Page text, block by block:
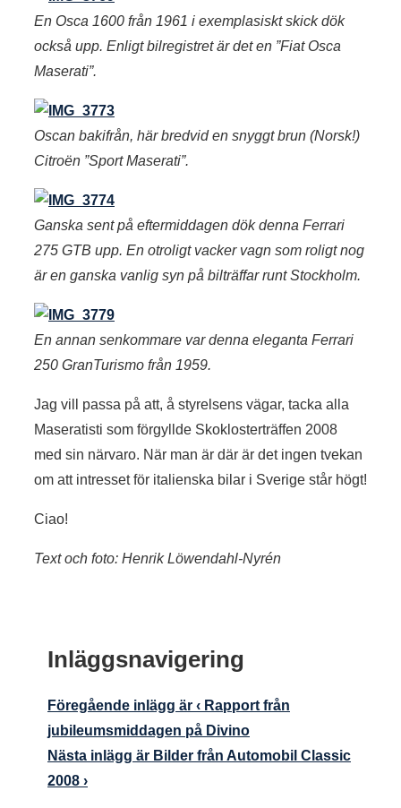
En Osca 1600 från 1961 i exemplasiskt skick dök
också upp. Enligt bilregistret är det en ”Fiat Osca
Maserati”.
Oscan bakifrån, här bredvid en snyggt brun (Norsk!)
Citroën ”Sport Maserati”.
Ganska sent på eftermiddagen dök denna Ferrari
275 GTB upp. En otroligt vacker vagn som roligt nog
är en ganska vanlig syn på bilträffar runt Stockholm.
En annan senkommare var denna eleganta Ferrari
250 GranTurismo från 1959.
Jag vill passa på att, å styrelsens vägar, tacka alla
Maseratisti som förgyllde Skoklosterträffen 2008
med sin närvaro. När man är där är det ingen tvekan
om att intresset för italienska bilar i Sverige står högt!
Ciao!
Text och foto: Henrik Löwendahl-Nyrén
Inläggsnavigering
Föregående inlägg är ‹ Rapport från
jubileumsmiddagen på Divino
Nästa inlägg är Bilder från Automobil Classic
2008 ›